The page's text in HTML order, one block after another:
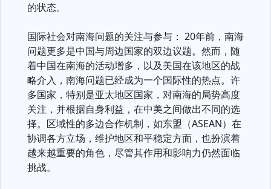
的状态。
国际社会对南海问题的关注与参与： 20年前，南海
问题更多是中国与周边国家的双边议题。然而，随
着中国在南海的活动增多，以及美国在该地区的战
略介入，南海问题已经成为一个国际性的热点。许
多国家，特别是亚太地区国家，对南海的局势高度
关注，并根据自身利益，在中美之间做出不同的选
择。区域性的多边合作机制，如东盟（ASEAN）在
协调各方立场，维护地区和平稳定方面，也扮演着
越来越重要的角色，尽管其作用和影响力仍然面临
挑战。